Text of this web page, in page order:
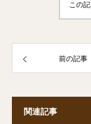
この
前の記事
関連記事